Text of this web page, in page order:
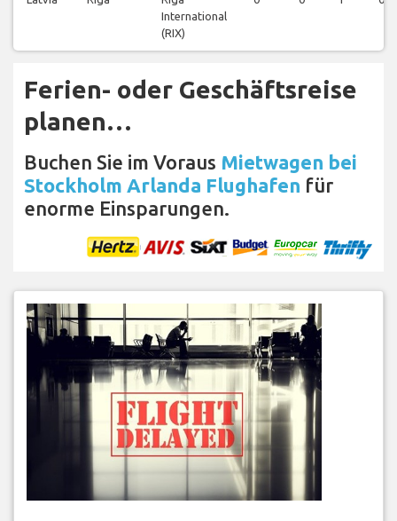
International
(RIX)
Ferien- oder Geschäftsreise
planen…
Buchen Sie im Voraus Mietwagen bei
Stockholm Arlanda Flughafen für
enorme Einsparungen.